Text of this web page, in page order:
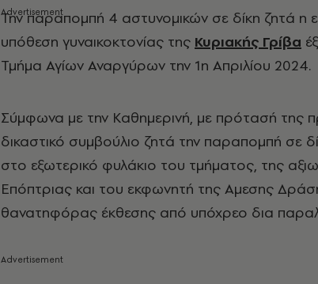
Την παραπομπή 4 αστυνομικών σε δίκη ζητά η εισαγγελέας για την
υπόθεση γυναικοκτονίας της Κυριακής Γρίβα
Τμήμα Αγίων Αναργύρων την 1η Απριλίου 2024.
Σύμφωνα με την Καθημερινή, με πρότασή της
δικαστικό συμβούλιο ζητά την παραπομπή σε
στο εξωτερικό φυλάκιο του τμήματος, της
Επόπτριας και του εκφωνητή της Αμεσης
θανατηφόρας έκθεσης από υπόχρεο δια